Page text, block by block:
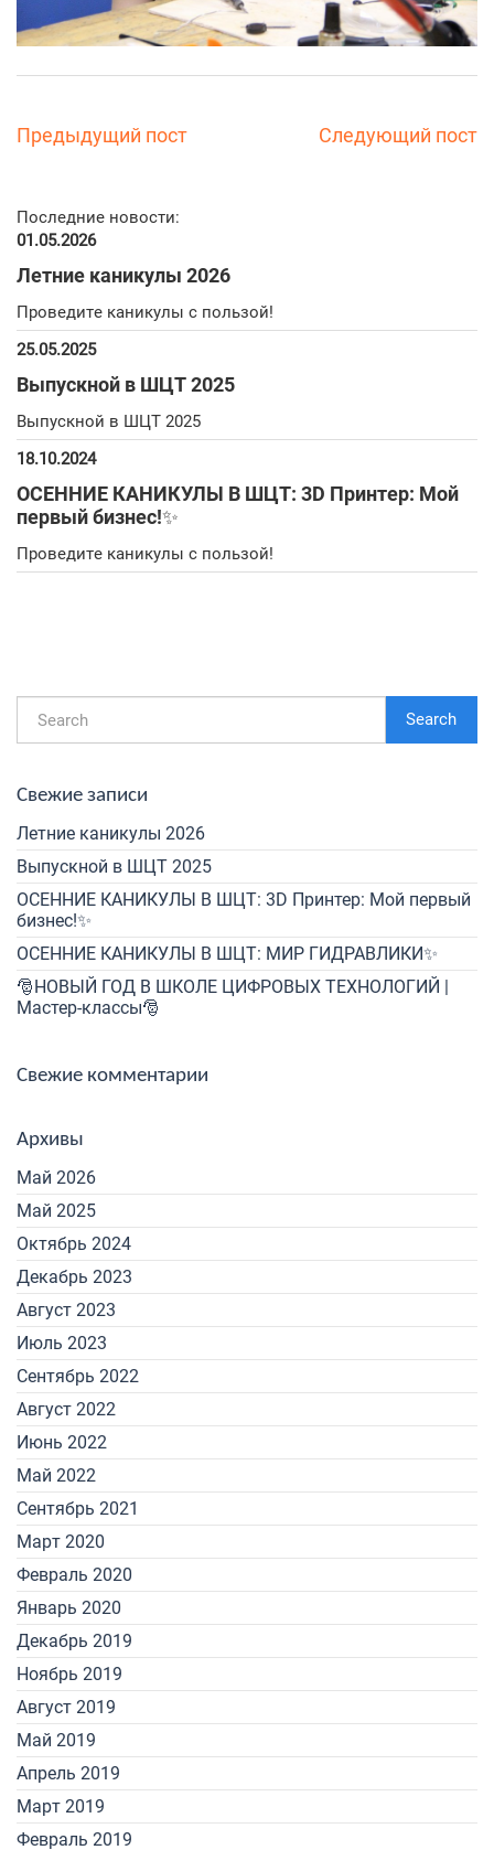
Предыдущий пост Следующий пост
Последние новости:
01.05.2026
Летние каникулы 2026
Проведите каникулы с пользой!
25.05.2025
Выпускной в ШЦТ 2025
Выпускной в ШЦТ 2025
18.10.2024
ОСЕННИЕ КАНИКУЛЫ В ШЦТ: 3D Принтер: Мой
первый бизнес!✨
Проведите каникулы с пользой!
Search
Свежие записи
Летние каникулы 2026
Выпускной в ШЦТ 2025
ОСЕННИЕ КАНИКУЛЫ В ШЦТ: 3D Принтер: Мой первый
бизнес!✨
ОСЕННИЕ КАНИКУЛЫ В ШЦТ: МИР ГИДРАВЛИКИ✨
🎅НОВЫЙ ГОД В ШКОЛЕ ЦИФРОВЫХ ТЕХНОЛОГИЙ |
Мастер-классы🎅
Свежие комментарии
Архивы
Май 2026
Май 2025
Октябрь 2024
Декабрь 2023
Август 2023
Июль 2023
Сентябрь 2022
Август 2022
Июнь 2022
Май 2022
Сентябрь 2021
Март 2020
Февраль 2020
Январь 2020
Декабрь 2019
Ноябрь 2019
Август 2019
Май 2019
Апрель 2019
Март 2019
Февраль 2019